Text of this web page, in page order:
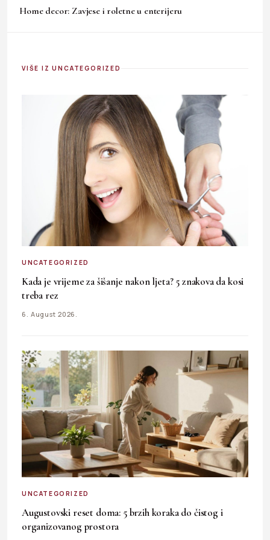
Home decor: Zavjese i roletne u enterijeru
VIŠE IZ UNCATEGORIZED
UNCATEGORIZED
Kada je vrijeme za šišanje nakon ljeta? 5 znakova da kosi
treba rez
6. August 2026.
UNCATEGORIZED
Augustovski reset doma: 5 brzih koraka do čistog i
organizovanog prostora